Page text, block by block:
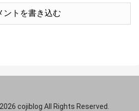
ントを書き込む
cojiblog All Rights Reserved.